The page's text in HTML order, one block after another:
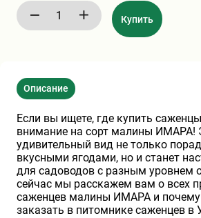
Купить
Описание
Если вы ищете, где купить
внимание на сорт малины ИМАРА!
удивительный вид не только
вкусными ягодами, но и станет
для садоводов с разным уровнем
сейчас мы расскажем вам о всех
саженцев малины ИМАРА и почему
заказать в питомнике саженцев в